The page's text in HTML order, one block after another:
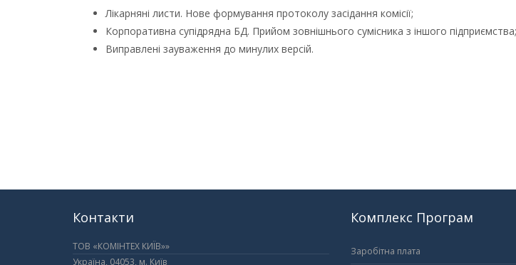
Лікарняні листи. Нове формування протоколу засідання комісії;
Корпоративна супідрядна БД. Прийом зовнішнього сумісника з іншого підприємства;
Виправлені зауваження до минулих версій.
Контакти
ТОВ «КОМІНТЕХ КИЇВ»»
Україна, 04053, м. Київ
Комплекс Програм
Заробітна плата